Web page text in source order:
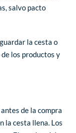
salvo pacto
la cesta o
los productos y
de la compra
la cesta llena. Los